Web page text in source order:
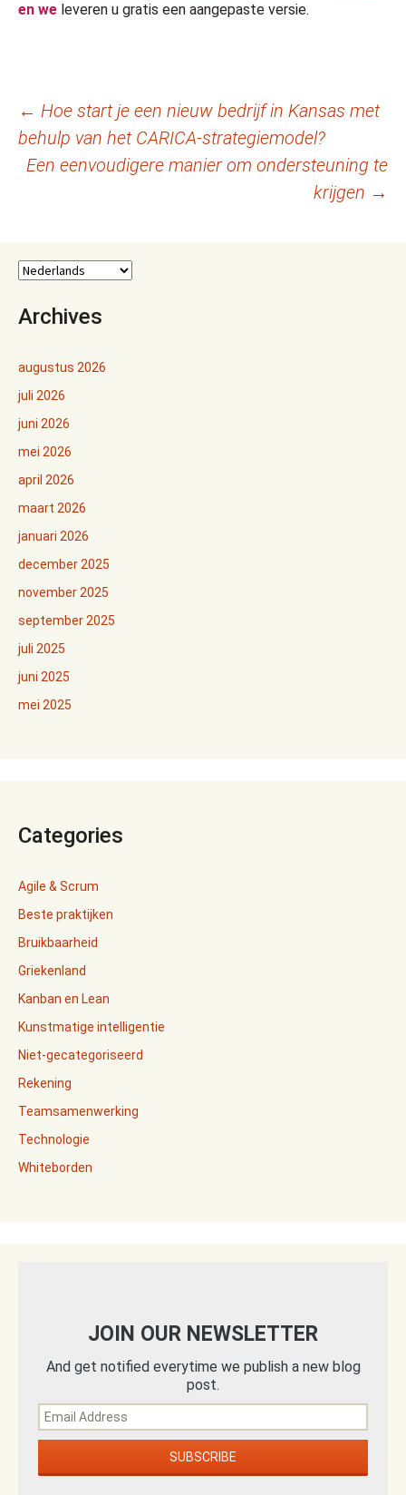
en we leveren u gratis een aangepaste versie.
Berichtnavigatie
← Hoe start je een nieuw bedrijf in Kansas met
behulp van het CARICA-strategiemodel?
Een eenvoudigere manier om ondersteuning te
krijgen →
Archives
augustus 2026
juli 2026
juni 2026
mei 2026
april 2026
maart 2026
januari 2026
december 2025
november 2025
september 2025
juli 2025
juni 2025
mei 2025
Categories
Agile & Scrum
Beste praktijken
Bruikbaarheid
Griekenland
Kanban en Lean
Kunstmatige intelligentie
Niet-gecategoriseerd
Rekening
Teamsamenwerking
Technologie
Whiteborden
JOIN OUR NEWSLETTER
And get notified everytime we publish a new blog
post.